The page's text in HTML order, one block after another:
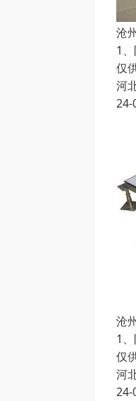
沧
1
仅
河
24-
沧
1
仅
河
24-